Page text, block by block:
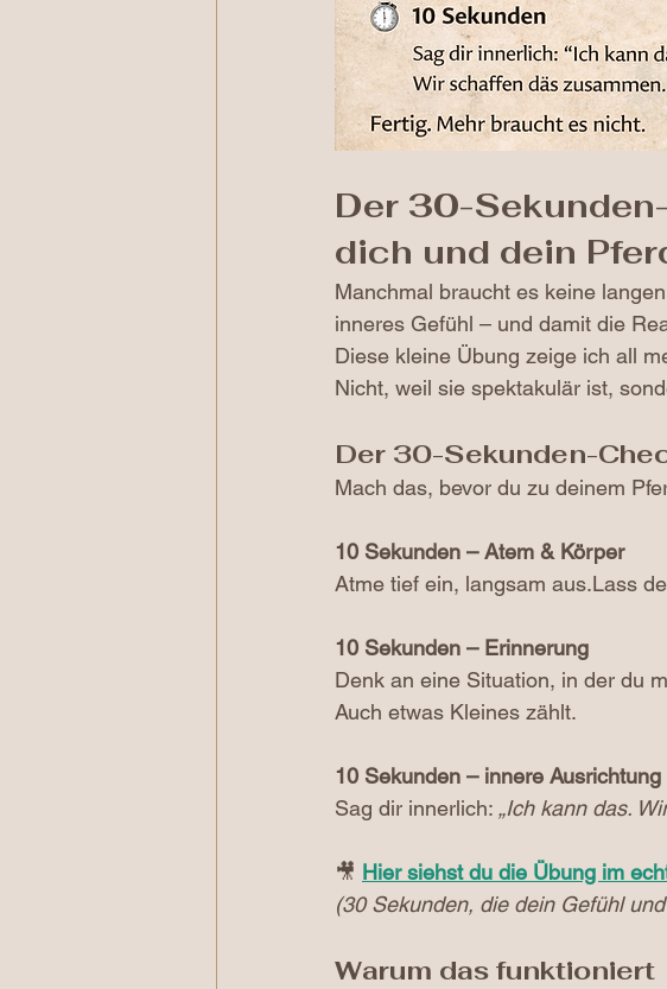
Der 30-
dich und dein
Manchmal braucht es keine
inneres Gefühl – und damit die
Diese kleine Übung zeige ich all
Nicht, weil sie spektakulär ist,
Der 30-Sekunden-
Mach das, bevor du zu deinem
10 Sekunden – Atem & Körper
Atme tief ein, langsam aus.Lass
10 Sekunden – Erinnerung
Denk an eine Situation, in der du
Auch etwas Kleines zählt.
10 Sekunden – innere Ausrichtung
Sag dir innerlich: „Ich kann das.
🎥 Hier siehst du die Übung im
(30 Sekunden, die dein Gefühl
Warum das funktioniert